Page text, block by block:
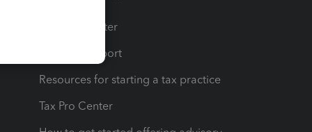
Training Center
Learn & Support
Resources for starting a tax practice
Tax Pro Center